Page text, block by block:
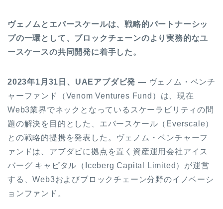
ヴェノムとエバースケールは、戦略的パートナーシッ
プの一環として、ブロックチェーンのより実務的なユ
ースケースの共同開発に着手した。
2023年1月31日、UAEアブダビ発 — ヴェノム・ベンチ
ャーファンド（Venom Ventures Fund）は、現在
Web3業界でネックとなっているスケーラビリティの問
題の解決を目的とした、エバースケール（Everscale）
との戦略的提携を発表した。ヴェノム・ベンチャーフ
ァンドは、アブダビに拠点を置く資産運用会社アイス
バーグ キャピタル（Iceberg Capital Limited）が運営
する、Web3およびブロックチェーン分野のイノベーシ
ョンファンド。